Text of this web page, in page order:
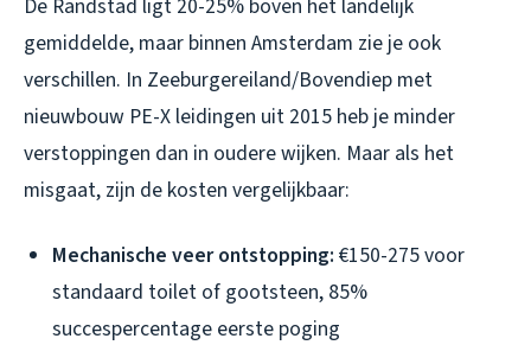
De Randstad ligt 20-25% boven het landelijk
gemiddelde, maar binnen Amsterdam zie je ook
verschillen. In Zeeburgereiland/Bovendiep met
nieuwbouw PE-X leidingen uit 2015 heb je minder
verstoppingen dan in oudere wijken. Maar als het
misgaat, zijn de kosten vergelijkbaar:
Mechanische veer ontstopping: €150-275 voor
standaard toilet of gootsteen, 85%
succespercentage eerste poging